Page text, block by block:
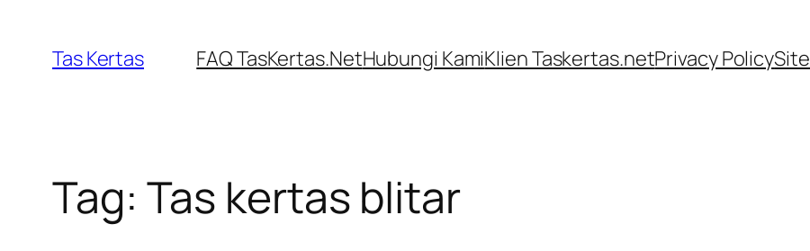
content
Tas Kertas FAQ TasKertas.NetHubungi KamiKlien Taskertas.netPrivacy Policy
Tag: Tas kertas blitar